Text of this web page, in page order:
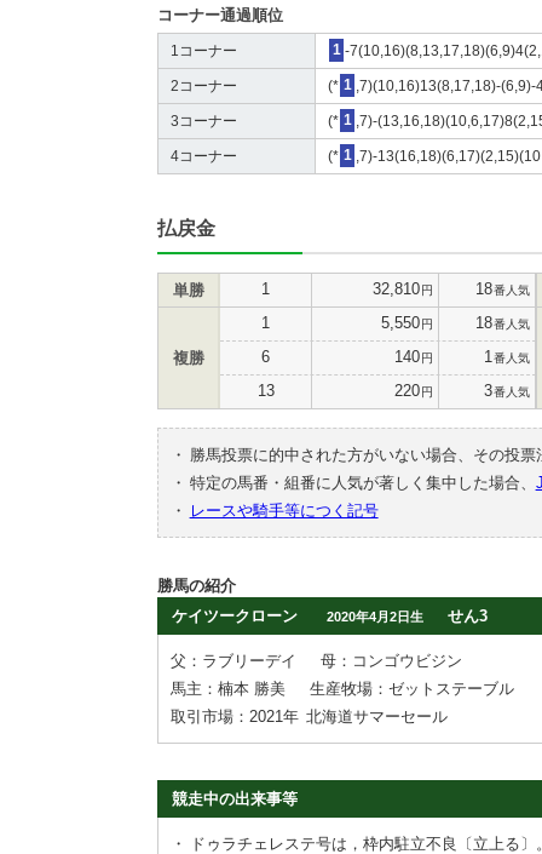
コーナー通過順位
1コーナー 1 -
2コーナー (* 1 ,7)(10,16)13(8,17,18)-(6,9)-
3コーナー (* 1 ,7)-
4コーナー (* 1 ,7)-
払戻金
単勝 1 32,810円 18番人気
複勝
1 5,550円 18番人気
6 140円 1 番人気
13 220円 3番人気
・
勝馬投票に的中された方がいない場合、その投
・ 特定の馬番・組番に人気が著しく集中した場合、
・
レースや騎手等につく記号
勝馬の紹介
ケイツークローン
2020年4月2日生 せん3
父：ラブリーデイ
母：コンゴウビジン
馬主：楠本 勝美
生産牧場：ゼットステーブル
取引市場：2021年 北海道サマーセール
競走中の出来事等
・
ドゥラチェレステ号は，枠内駐立不良〔立上る〕